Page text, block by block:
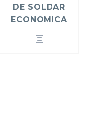
DE SOLDAR
ECONOMICA